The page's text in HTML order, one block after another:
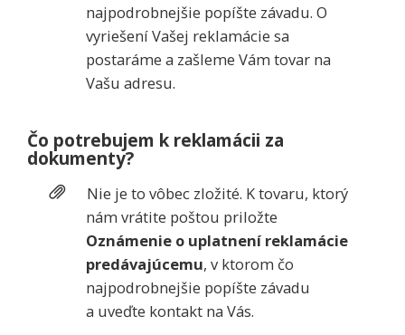
najpodrobnejšie popíšte závadu. O
vyriešení Vašej reklamácie sa
postaráme a zašleme Vám tovar na
Vašu adresu.
Čo potrebujem k reklamácii za
dokumenty?
Nie je to vôbec zložité. K tovaru, ktorý
nám vrátite poštou priložte
Oznámenie o uplatnení reklamácie
predávajúcemu, v ktorom čo
najpodrobnejšie popíšte závadu
a uveďte kontakt na Vás.